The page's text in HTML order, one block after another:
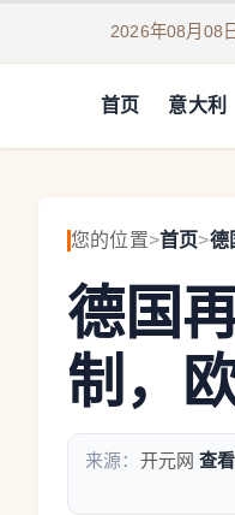
2026年08月08日
首页 意大利
您的位置>首页>德
德国
制，
来源： 开元网 查